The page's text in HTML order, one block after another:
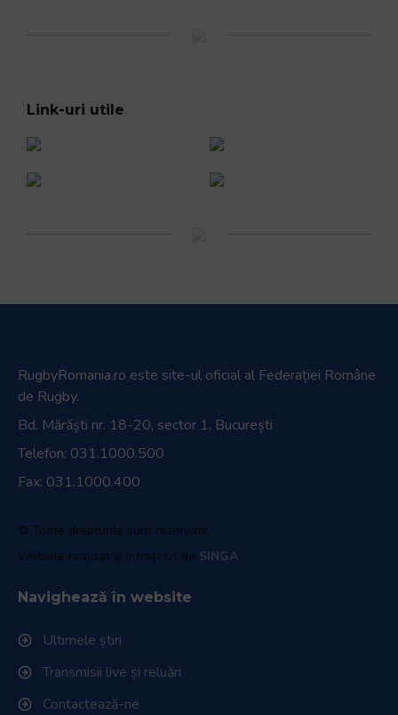
Link-uri utile
RugbyRomania.ro este site-ul oficial al Federației Române
de Rugby.
Bd. Mărăști nr. 18-20, sector 1, București
Telefon: 031.1000.500
Fax: 031.1000.400
© Toate drepturile sunt rezervate.
Website realizat și întreținut de SINGA
Navighează în website
Ultimele știri
Transmisii live și reluări
Contactează-ne